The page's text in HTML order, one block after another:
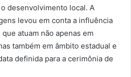
desenvolvimento local. A
levou em conta a influência
atuam não apenas em
também em âmbito estadual e
definida para a cerimônia de